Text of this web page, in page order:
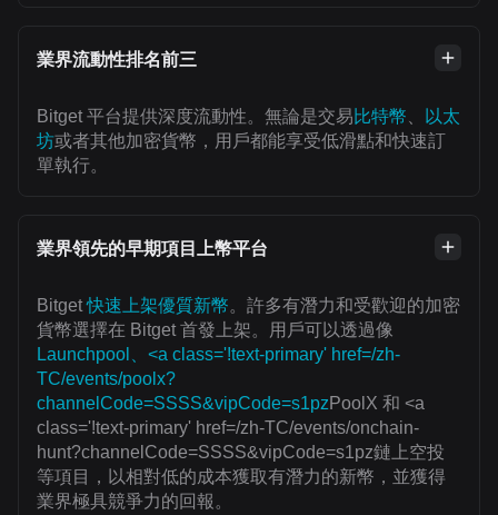
業界流動性排名前三
Bitget 平台提供深度流動性。無論是交易比特幣
以太
坊或者其他加密貨幣，用戶都能享受低滑點和快速訂
單執行。
業界領先的早期項目上幣平台
Bitget快速上架優質新幣。許多有潛力和受歡迎的加密
貨幣選擇在 Bitget 首發上架。用戶可以透過像
Launchpool、<a class='!text-primary' href=/zh-
TC/events/poolx?
channelCode=SSSS&vipCode=s1pzPoolX 和 <a
class='!text-primary' href=/zh-TC/events/onchain-
hunt?channelCode=SSSS&vipCode=s1pz鏈上空投
等項目，以相對低的成本獲取有潛力的新幣，並獲得
業界極具競爭力的回報。